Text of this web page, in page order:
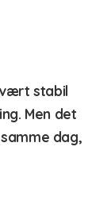
stabil
Men det
dag,